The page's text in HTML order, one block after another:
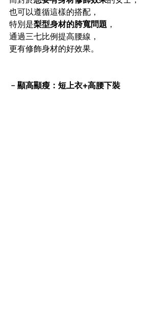
也可以遵循這樣的搭配，
特別是梨型身材的胯寬問題 ，
通過三七比例提高腰線，
更有修飾身材的好效果。
﹣顯高顯瘦：短上衣+高腰下裝